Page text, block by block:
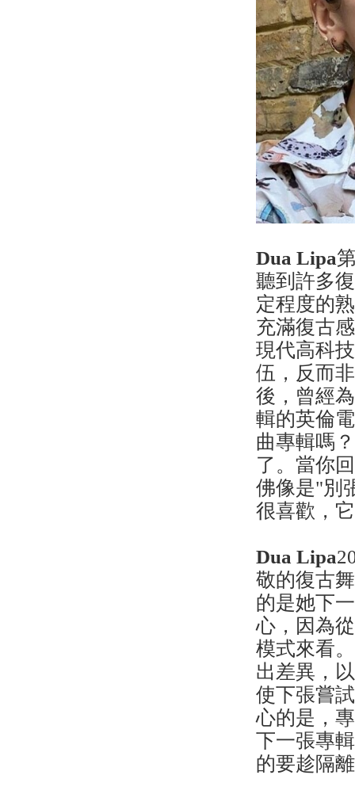
Dua Lipa
聽到許多
定程度的
充滿復古
現代高科
伍，反而
後，曾經
輯的英倫
曲專輯嗎
了。當你
佛像是"別
很喜歡，
Dua Lipa
敬的復古
的是她下
心，因為
模式來看
出差異，
使下張嘗
心的是，
下一張專
的要趁隔